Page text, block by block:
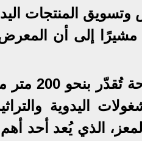
المنتجات
مشيرًا إلى أن
وأضاف المحافظ
اليدوية
الذي يُعد أحد